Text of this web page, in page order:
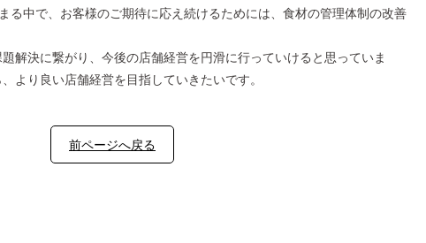
る中で、お客様のご期待に応え続けるためには、食材の管理体制の改善
解決に繋がり、今後の店舗経営を円滑に行っていけると思っていま
より良い店舗経営を目指していきたいです。
前ページへ戻る